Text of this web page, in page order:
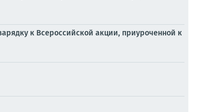
к Всероссийской акции, приуроченной к